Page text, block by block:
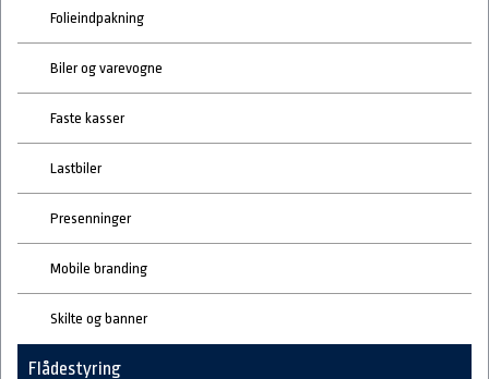
Folieindpakning
Biler og varevogne
Faste kasser
Lastbiler
Presenninger
Mobile branding
Skilte og banner
Flådestyring